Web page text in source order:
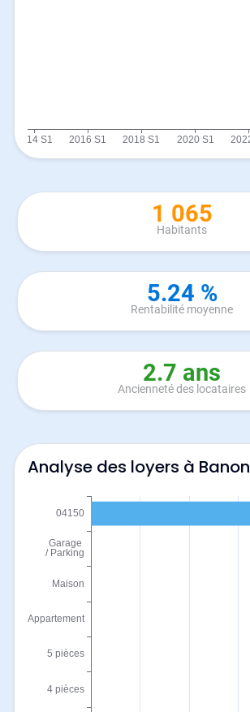
1 065
Habitants
5.24 %
Rentabilité moyenne
2.7 ans
Ancienneté des locataires
Analyse des loyers à Banon